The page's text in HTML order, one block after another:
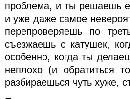
проблема, и ты решаешь
и уже даже самое
перепроверяешь по
съезжаешь с катушек,
особенно, когда ты
неплохо (и обратиться
разбираешься чуть хуже,